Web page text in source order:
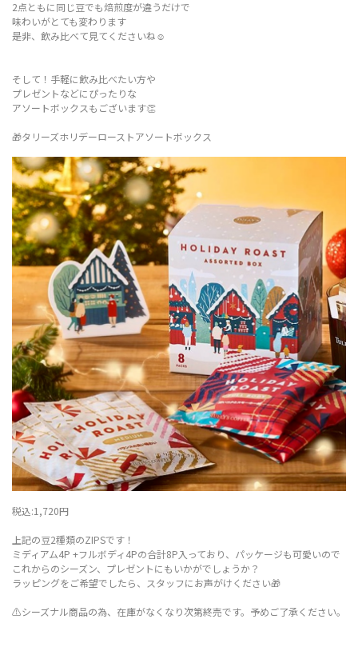
2点ともに同じ豆でも焙煎度が違うだけで
味わいがとても変わります
是非、飲み比べて見てくださいね☺️
そして！手軽に飲み比べたい方や
プレゼントなどにぴったりな
アソートボックスもございます👏
🎁タリーズホリデーローストアソートボックス
税込:1,720円
上記の豆2種類のZIPSです！
ミディアム4P +フルボディ4Pの合計8P入っており、パッケージも可愛いので
これからのシーズン、プレゼントにもいかがでしょうか？
ラッピングをご希望でしたら、スタッフにお声がけください🎁
⚠︎シーズナル商品の為、在庫がなくなり次第終売です。予めご了承ください。